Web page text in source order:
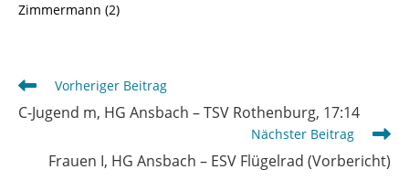
Zimmermann (2)
Weitere
Artikel
ansehen
Vorheriger Beitrag
C-Jugend m, HG Ansbach – TSV Rothenburg, 17:14
Nächster Beitrag
Frauen I, HG Ansbach – ESV Flügelrad (Vorbericht)